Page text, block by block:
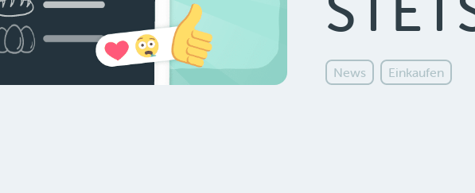
News Einkaufen